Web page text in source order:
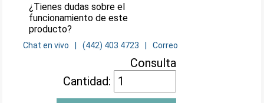
¿Tienes dudas sobre el
funcionamiento de este
producto?
Chat en vivo (442) 403 4723 Correo
Consulta
Cantidad: